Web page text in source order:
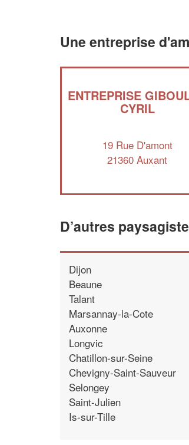
Une entreprise
ENTREPRISE
CYRIL
19 Rue D'amont
21360 Auxant
D’autres
Dijon
Beaune
Talant
Marsannay-la-Cote
Auxonne
Longvic
Chatillon-sur-Seine
Chevigny-Saint-Sauveur
Selongey
Saint-Julien
Is-sur-Tille